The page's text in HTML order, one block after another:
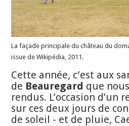
La façade principale du château du
issue de Wikipédia, 2011.
Cette année, c’est aux
de Beauregard que
rendus. L’occasion d’un
sur ces deux jours de
de soleil - et de pluie,